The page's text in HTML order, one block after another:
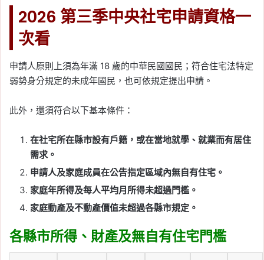
2026 第三季中央社宅申請資格一
次看
申請人原則上須為年滿 18 歲的中華民國國民；符合住宅法特定
弱勢身分規定的未成年國民，也可依規定提出申請。
此外，還須符合以下基本條件：
在社宅所在縣市設有戶籍，或在當地就學、就業而有居住
需求。
申請人及家庭成員在公告指定區域內無自有住宅。
家庭年所得及每人平均月所得未超過門檻。
家庭動產及不動產價值未超過各縣市規定。
各縣市所得、財產及無自有住宅門檻